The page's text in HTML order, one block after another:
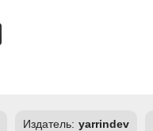
Издатель: yarrindev